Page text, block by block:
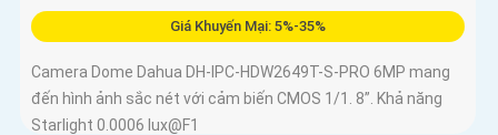
Giá Khuyến Mại: 5%-35%
Camera Dome Dahua DH-IPC-HDW2649T-S-PRO 6MP mang
đến hình ảnh sắc nét với cảm biến CMOS 1/1. 8”. Khả năng
Starlight 0.0006 lux@F1